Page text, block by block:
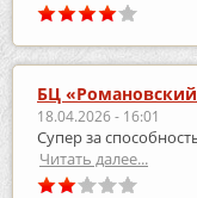
БЦ
18.04.2026 - 16:01
Супер за
Читать далее...